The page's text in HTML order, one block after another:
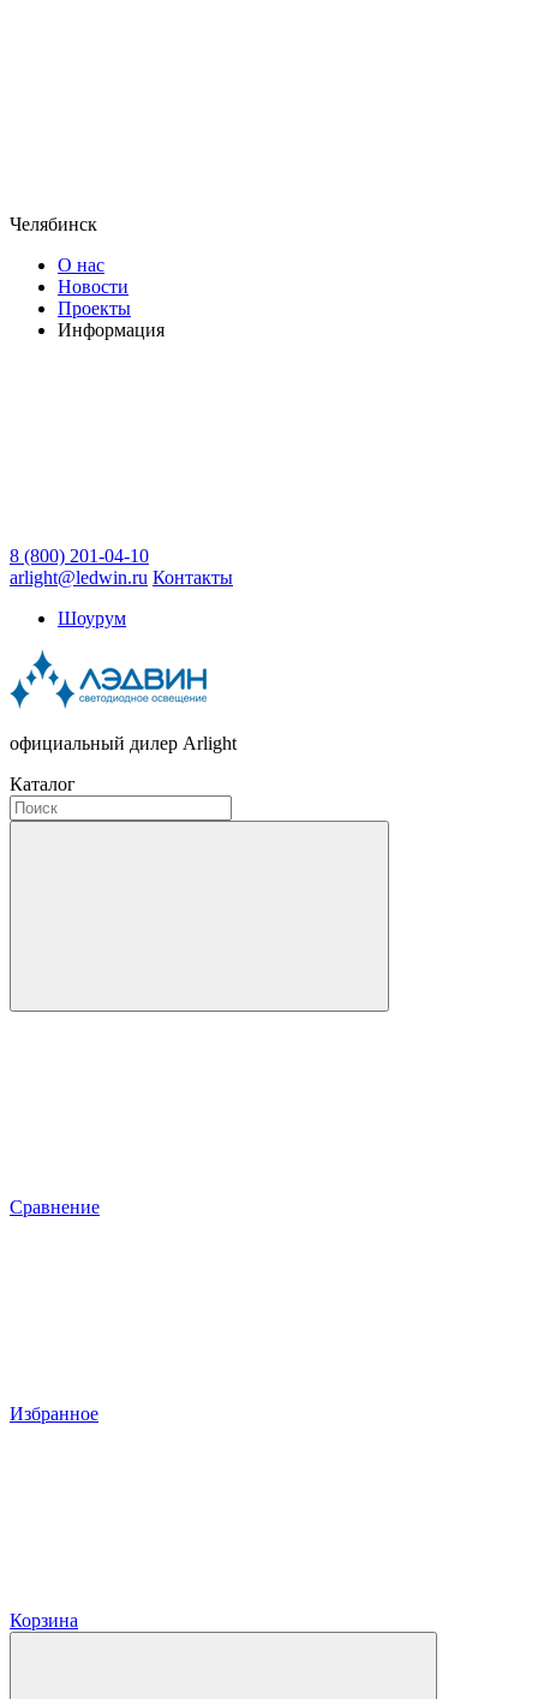
Челябинск
О нас
Новости
Проекты
Информация
8 (800) 201-04-10
arlight@ledwin.ru Контакты
Шоурум
официальный дилер Arlight
Каталог
Сравнение
Избранное
Корзина